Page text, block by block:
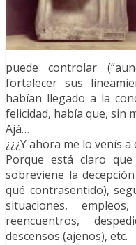
puede controlar
fortalecer sus
habían llegado a la
felicidad, había que, sin
Ajá…
¿¿¿Y ahora me lo venís a
Porque está claro
sobreviene la
qué contrasentido),
situaciones,
reencuentros,
descensos (ajenos), etc.